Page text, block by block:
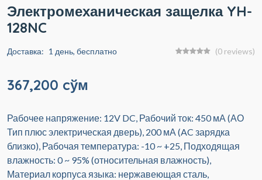
Электромеханическая защелка YH-
128NC
Доставка: 1 день, бесплатно (0 reviews)
367,200 cўм
Рабочее напряжение: 12V DC, Рабочий ток: 450 мА (АО
Тип плюс электрическая дверь), 200 мА (AC зарядка
близко), Рабочая температура: -10 ~ +25, Подходящая
влажность: 0 ~ 95% (относительная влажность),
Материал корпуса языка: нержавеющая сталь,